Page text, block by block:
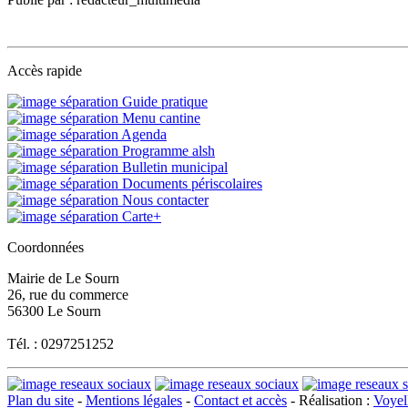
Accès rapide
Guide pratique
Menu cantine
Agenda
Programme alsh
Bulletin municipal
Documents périscolaires
Nous contacter
Carte+
Coordonnées
Mairie de Le Sourn
26, rue du commerce
56300 Le Sourn
Tél. : 0297251252
Plan du site - Mentions légales - Contact et accès - Réalisation :